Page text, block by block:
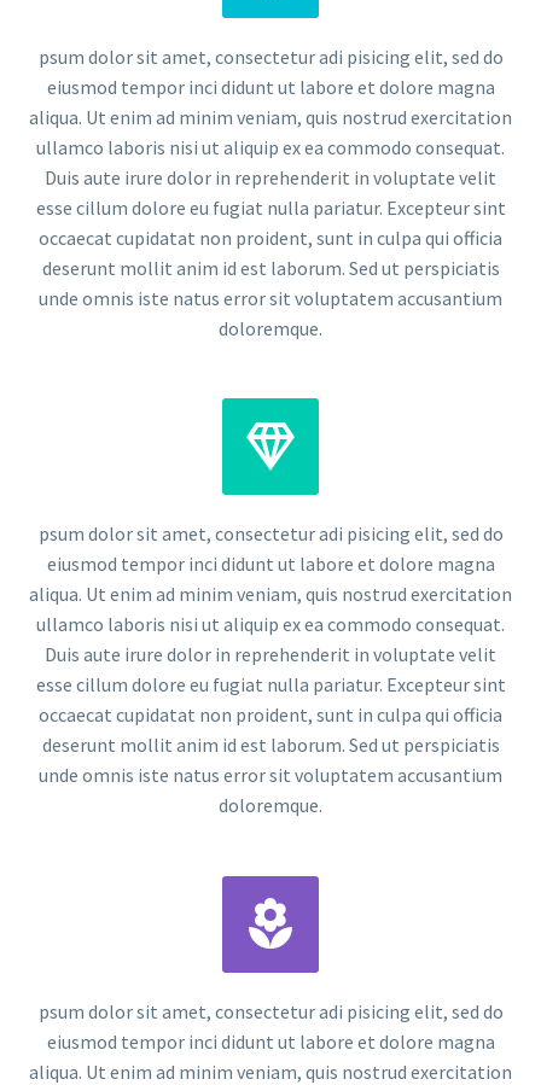
psum dolor sit amet, consectetur adi pisicing elit, sed do
eiusmod tempor inci didunt ut labore et dolore magna
aliqua. Ut enim ad minim veniam, quis nostrud exercitation
ullamco laboris nisi ut aliquip ex ea commodo consequat.
Duis aute irure dolor in reprehenderit in voluptate velit
esse cillum dolore eu fugiat nulla pariatur. Excepteur sint
occaecat cupidatat non proident, sunt in culpa qui officia
deserunt mollit anim id est laborum. Sed ut perspiciatis
unde omnis iste natus error sit voluptatem accusantium
doloremque.


psum dolor sit amet, consectetur adi pisicing elit, sed do
eiusmod tempor inci didunt ut labore et dolore magna
aliqua. Ut enim ad minim veniam, quis nostrud exercitation
ullamco laboris nisi ut aliquip ex ea commodo consequat.
Duis aute irure dolor in reprehenderit in voluptate velit
esse cillum dolore eu fugiat nulla pariatur. Excepteur sint
occaecat cupidatat non proident, sunt in culpa qui officia
deserunt mollit anim id est laborum. Sed ut perspiciatis
unde omnis iste natus error sit voluptatem accusantium
doloremque.


psum dolor sit amet, consectetur adi pisicing elit, sed do
eiusmod tempor inci didunt ut labore et dolore magna
aliqua. Ut enim ad minim veniam, quis nostrud exercitation